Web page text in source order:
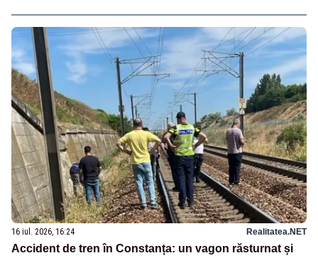
16 iul. 2026, 16:24 Realitatea.NET
Accident de tren în Constanța: un vagon răsturnat și